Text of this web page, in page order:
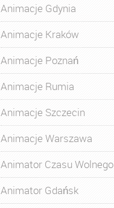
Animacje Gdynia
Animacje Kraków
Animacje Poznań
Animacje Rumia
Animacje Szczecin
Animacje Warszawa
Animator Czasu Wolnego
Animator Gdańsk